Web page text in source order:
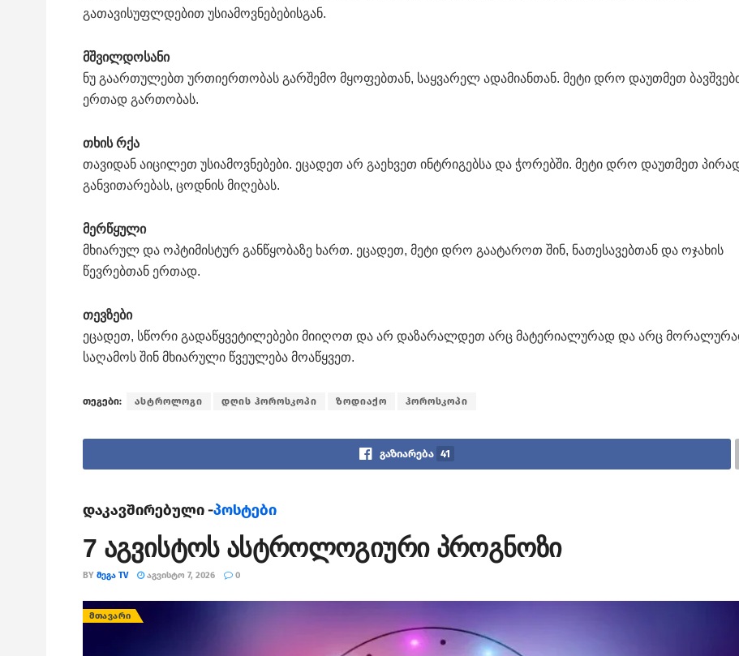
გათავისუფლდებით უსიამოვნებებისგან.
მშვილდოსანი
ნუ გაართულებთ ურთიერთობას გარშემო მყოფებთან, საყვარელ ადამიანთან. მეტი დრო დაუთმეთ
ერთად გართობას.
თხის რქა
თავიდან აიცილეთ უსიამოვნებები. ეცადეთ არ გაეხვეთ ინტრიგებსა და ჭორებში. მეტი დრო დაუთმეთ
განვითარებას, ცოდნის მიღებას.
მერწყული
მხიარულ და ოპტიმისტურ განწყობაზე ხართ. ეცადეთ, მეტი დრო გაატაროთ შინ, ნათესავებთან და ოჯახის
წევრებთან ერთად.
თევზები
ეცადეთ, სწორი გადაწყვეტილებები მიიღოთ და არ დაზარალდეთ არც მატერიალურად და არც
საღამოს შინ მხიარული წვეულება მოაწყვეთ.
თეგები: ასტროლოგი დღის ჰოროსკოპი ზოდიაქო ჰოროსკოპი
გაზიარება 41
დაკავშირებული -პოსტები
7 აგვისტოს ასტროლოგიური პროგნოზი
BY ᲛᲔᲒᲐ TV ᲐᲒᲕᲘᲡᲢᲝ 7, 2026 0
ᲛᲗᲐᲕᲐᲠᲘ